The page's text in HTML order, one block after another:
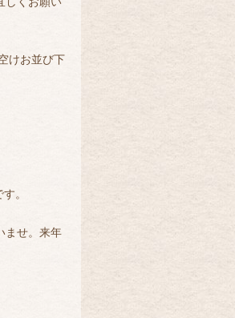
けお並び下
。
ませ。来年